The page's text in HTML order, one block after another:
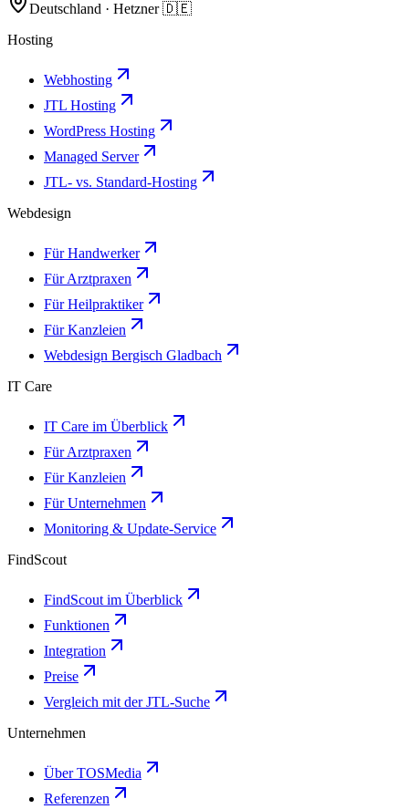
Deutschland · Hetzner 🇩🇪
Hosting
Webhosting
JTL Hosting
WordPress Hosting
Managed Server
JTL- vs. Standard-Hosting
Webdesign
Für Handwerker
Für Arztpraxen
Für Heilpraktiker
Für Kanzleien
Webdesign Bergisch Gladbach
IT Care
IT Care im Überblick
Für Arztpraxen
Für Kanzleien
Für Unternehmen
Monitoring & Update-Service
FindScout
FindScout im Überblick
Funktionen
Integration
Preise
Vergleich mit der JTL-Suche
Unternehmen
Über TOSMedia
Referenzen